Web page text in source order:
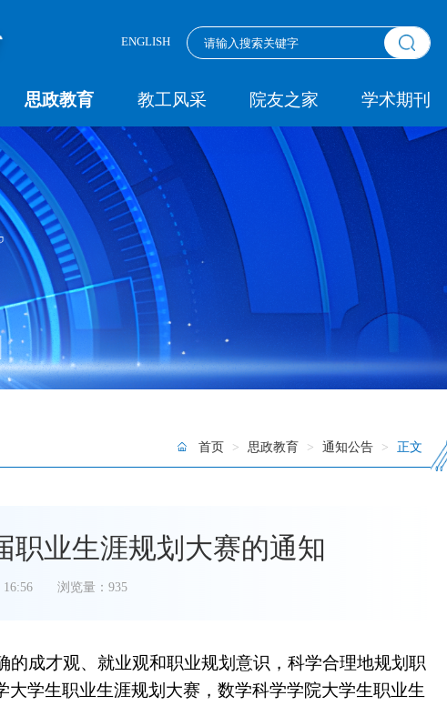
ENGLISH
思政教育 教工风采 院友之家 学术期刊
首页 > 思政教育 > 通知公告 > 正文
职业生涯规划大赛的通知
浏览量： 935
成才观、就业观和职业规划意识，科学合理地规划职
学生职业生涯规划大赛，数学科学学院大学生职业生